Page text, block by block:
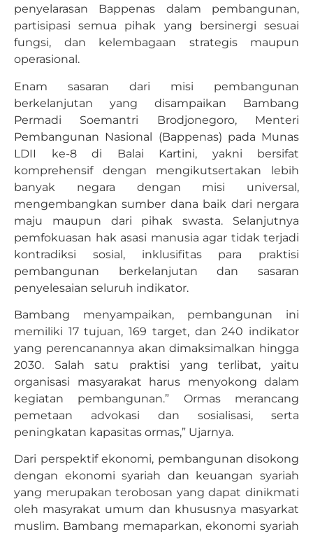
penyelarasan Bappenas dalam pembangunan,
partisipasi semua pihak yang bersinergi sesuai
fungsi, dan kelembagaan strategis maupun
operasional.
Enam sasaran dari misi pembangunan
berkelanjutan yang disampaikan Bambang
Permadi Soemantri Brodjonegoro, Menteri
Pembangunan Nasional (Bappenas) pada Munas
LDII ke-8 di Balai Kartini, yakni bersifat
komprehensif dengan mengikutsertakan lebih
banyak negara dengan misi universal,
mengembangkan sumber dana baik dari nergara
maju maupun dari pihak swasta. Selanjutnya
pemfokuasan hak asasi manusia agar tidak terjadi
kontradiksi sosial, inklusifitas para praktisi
pembangunan berkelanjutan dan sasaran
penyelesaian seluruh indikator.
Bambang menyampaikan, pembangunan ini
memiliki 17 tujuan, 169 target, dan 240 indikator
yang perencanannya akan dimaksimalkan hingga
2030. Salah satu praktisi yang terlibat, yaitu
organisasi masyarakat harus menyokong dalam
kegiatan pembangunan.” Ormas merancang
pemetaan advokasi dan sosialisasi, serta
peningkatan kapasitas ormas,” Ujarnya.
Dari perspektif ekonomi, pembangunan disokong
dengan ekonomi syariah dan keuangan syariah
yang merupakan terobosan yang dapat dinikmati
oleh masyrakat umum dan khususnya masyarkat
muslim. Bambang memaparkan, ekonomi syariah